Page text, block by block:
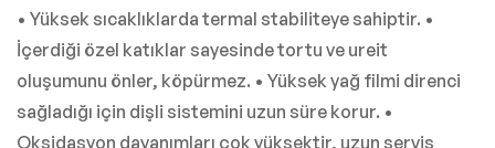
• Yüksek sıcaklıklarda termal stabiliteye sahiptir. •
İçerdiği özel katıklar sayesinde tortu ve ureit
oluşumunu önler, köpürmez. • Yüksek yağ filmi direnci
sağladığı için dişli sistemini uzun süre korur. •
Oksidasyon dayanımları çok yüksektir, uzun servis